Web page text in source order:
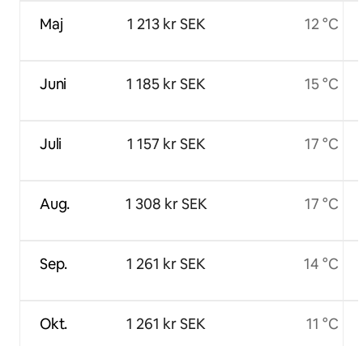
Maj
Juni
Juli
Aug.
Sep.
Okt.
1 213 kr SEK
1 185 kr SEK
1 157 kr SEK
1 308 kr SEK
1 261 kr SEK
1 261 kr SEK
12 °C
15 °C
17 °C
17 °C
14 °C
11 °C